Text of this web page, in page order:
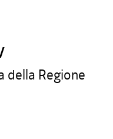
della Regione